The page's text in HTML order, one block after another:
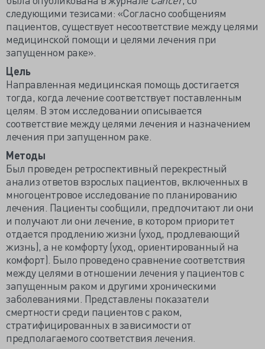
следующими тезисами: «Согласно сообщениям
пациентов, существует несоответствие между целями
медицинской помощи и целями лечения при
запущенном раке».
Цель
Направленная медицинская помощь достигается
тогда, когда лечение соответствует поставленным
целям. В этом исследовании описывается
соответствие между целями лечения и назначением
лечения при запущенном раке.
Методы
Был проведен ретроспективный перекрестный
анализ ответов взрослых пациентов, включенных в
многоцентровое исследование по планированию
лечения. Пациенты сообщили, предпочитают ли они
и получают ли они лечение, в котором приоритет
отдается продлению жизни (уход, продлевающий
жизнь), а не комфорту (уход, ориентированный на
комфорт). Было проведено сравнение соответствия
между целями в отношении лечения у пациентов с
запущенным раком и другими хроническими
заболеваниями. Представлены показатели
смертности среди пациентов с раком,
стратифицированных в зависимости от
предполагаемого соответствия лечения.